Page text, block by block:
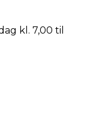
kl. 7,00 til